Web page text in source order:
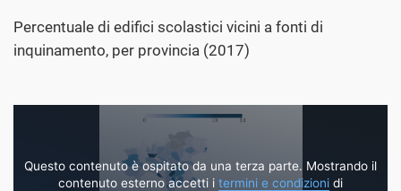
Percentuale di edifici scolastici vicini a fonti di
inquinamento, per provincia (2017)
Questo contenuto è ospitato da una terza parte. Mostrando il
contenuto esterno accetti i termini e condizioni di